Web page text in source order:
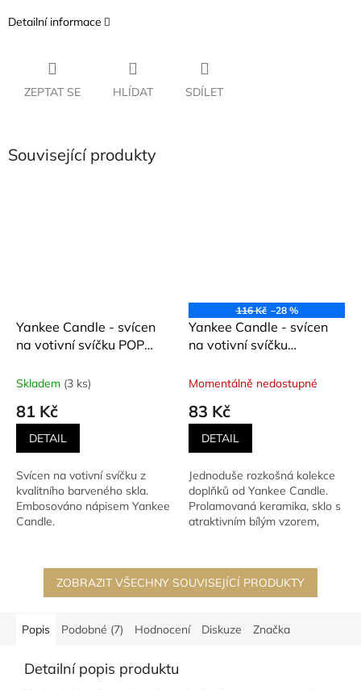
Detailní informace
ZEPTAT SE HLÍDAT SDÍLET
Související produkty
Yankee Candle - svícen
na votivní svíčku POP
Skladem (3 ks)
81 Kč
DETAIL
Svícen na votivní svíčku z
kvalitního barveného skla.
Embosováno nápisem Yankee
Candle.
116 Kč –28 %
Yankee Candle - svícen
na votivní svíčku
SANDBLASTED
Momentálně nedostupné
83 Kč
DETAIL
Jednoduše rozkošná kolekce
doplňků od Yankee Candle.
Prolamovaná keramika, sklo s
atraktivním bílým vzorem,
ZOBRAZIT VŠECHNY SOUVISEJÍCÍ PRODUKTY
Popis Podobné (7) Hodnocení Diskuze Značka
Detailní popis produktu